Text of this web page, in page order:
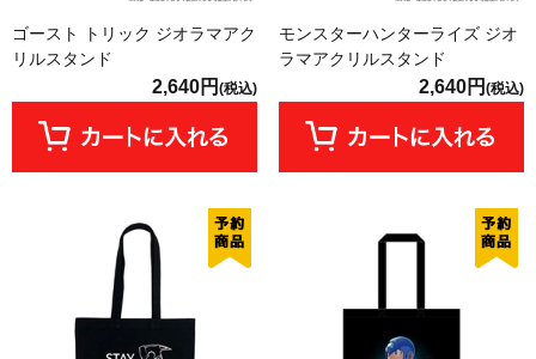
ゴースト トリック ジオラマアク
リルスタンド
2,640円 (税込)
モンスターハンターライズ ジオ
ラマアクリルスタンド
2,640円 (税込)